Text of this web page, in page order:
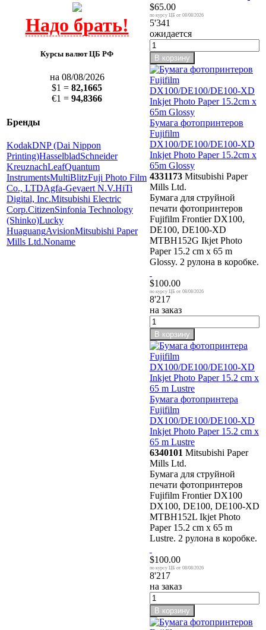
$65.00
08/08/2026
5'341
ожидается
В корзину
Бумага фотопринтеров
Fujifilm
DX100/DE100/DE100-XD
Inkjet Photo Paper 15.2cm x
65m Glossy
4331173 Mitsubishi Paper
Mills Ltd.
Бумага для струйной
печати фотопринтеров
Fujifilm Frontier DX100,
DE100, DE100-XD
MTBH152G Ikjet Photo
Paper 15.2 cm x 65 m
Glossy. 2 рулона в коробке.
$100.00
08/08/2026
8'217
на заказ
В корзину
Бумага фотопринтера
Fujifilm
DX100/DE100/DE100-XD
Inkjet Photo Paper 15.2 cm x
65 m Lustre
6340101 Mitsubishi Paper
Mills Ltd.
Бумага для струйной
печати фотопринтеров
Fujifilm Frontier DX100
DX100, DE100, DE100-XD
MTBH152L Ikjet Photo
Paper 15.2 cm x 65 m
Lustre. 2 рулона в коробке.
$100.00
08/08/2026
8'217
на заказ
В корзину
Курсы валют ЦБ РФ
на 08/08/2026
$1 = 82,1665
€1 = 94,8366
Бренды
KodakDNP (Dai Nippon
Printing)HasselbladSchneider
KreuznachLeafQuantum
InstrumentsMultiBlitzFuji Photo Film
Co., LTDAgfa-Gevaert N.V.HiTi
Digital, Inc.Mitsubishi Electric
Corp.CitizenSinfonia Technology
(Shinko)Lucky
HuaguangAvisionMitsubishi Paper
Mills Ltd.Noname